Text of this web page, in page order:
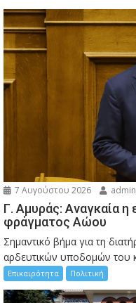
7 Αυγούστου 2026
Γ. Αμυράς: Αναγκαία η
φράγματος Αώου
Σημαντικό βήμα για τη
αρδευτικών υποδομών του
Επικαιρότητα Πολιτική